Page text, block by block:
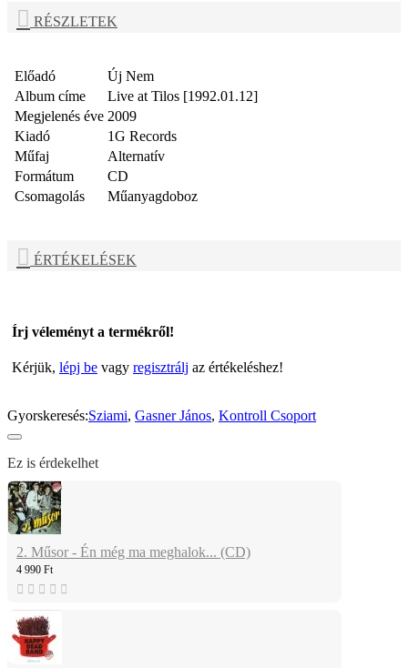
RÉSZLETEK
Előadó
Új Nem
Album címe
Live at Tilos [1992.01.12]
Megjelenés éve 2009
Kiadó
1G Records
Műfaj
Alternatív
Formátum
CD
Csomagolás
Műanyagdoboz
ÉRTÉKELÉSEK
Írj véleményt a termékről!
Kérjük, lépj be vagy regisztrálj az értékeléshez!
Gyorskeresés:Sziami, Gasner János, Kontroll Csoport
Ez is érdekelhet
2. Műsor - Én még ma meghalok... (CD)
4 990 Ft